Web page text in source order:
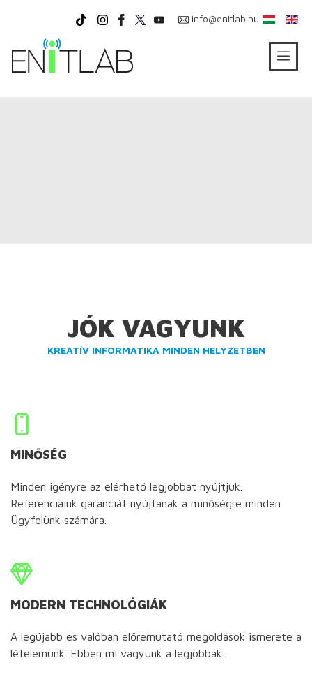
info@enitlab.hu
JÓK VAGYUNK
KREATÍV INFORMATIKA MINDEN HELYZETBEN
MINŐSÉG
Minden igényre az elérhető legjobbat nyújtjuk.
Referenciáink garanciát nyújtanak a minőségre minden
Ügyfelünk számára.
MODERN TECHNOLÓGIÁK
A legújabb és valóban előremutató megoldások ismerete a
lételemünk. Ebben mi vagyunk a legjobbak.